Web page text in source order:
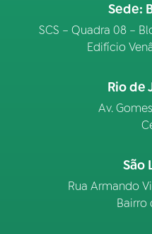
Sede:
SCS – Quadra 08 –
Edifício
Rio de
Av.
São
Rua Armando
Bairro